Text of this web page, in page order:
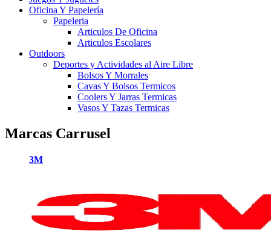
Oficina Y Papelería
Papeleria
Articulos De Oficina
Articulos Escolares
Outdoors
Deportes y Actividades al Aire Libre
Bolsos Y Morrales
Cavas Y Bolsos Termicos
Coolers Y Jarras Termicas
Vasos Y Tazas Termicas
Marcas Carrusel
3M